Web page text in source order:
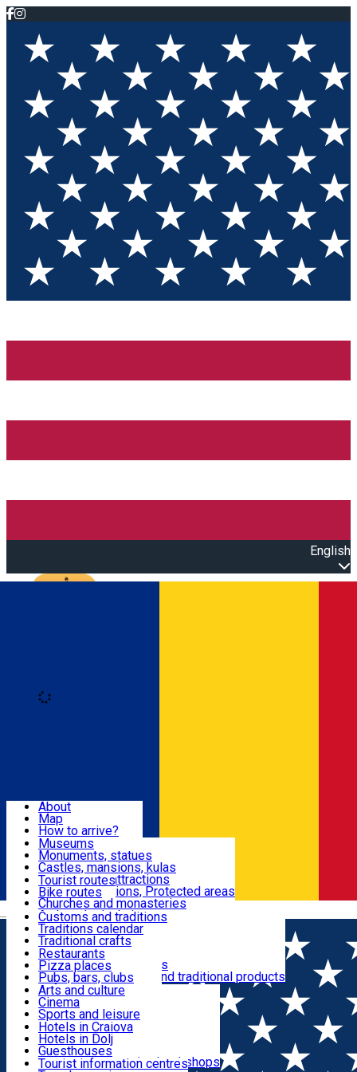
English
Română
Attractions
Routes
Customs, Traditions
Food & Drinks
Leisure & Fun
Accommodation
Useful
About
Map
How to arrive?
Recommendations
Tourist attractions
News
Museums
Monuments, statues
Castles, mansions, kulas
Architectural attractions
Natural attractions, Protected areas
Churches and monasteries
Archaeological sites
Parks and gardens
Tourist routes
Bike routes
Customs and traditions
Traditions calendar
Traditional crafts
Traditional cuisine
Wineries and vineyards
Local manufacturers and traditional products
Restaurants
Pizza places
Pubs, bars, clubs
Cafes and teahouses
Sweets and ice cream
Fast-food
Arts and culture
Cinema
Sports and leisure
Horse riding
Swimming pools
Zoo
Shopping, souvenirs, bookshops
Hotels in Craiova
Hotels in Dolj
Guesthouses
Villas
Tourist information centres